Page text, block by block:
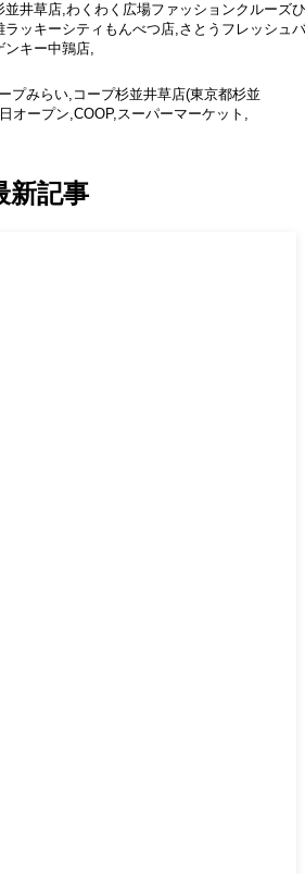
並井草店,わくわく広場ファッションクルーズ
ラッキーシティもんべつ店,さとうフレッシュ
ンキー中鶉店,
プみらい,コープ杉並井草店(東京都杉並
オープン,COOP,スーパーマーケット,
新記事